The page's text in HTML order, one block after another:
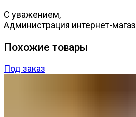
С уважением,
Администрация интернет-
Похожие товары
Под заказ